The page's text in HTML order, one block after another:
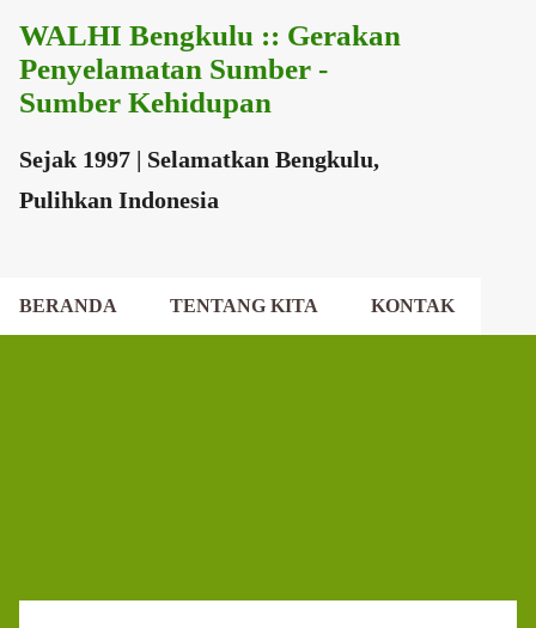
Langsung ke konten utama
WALHI Bengkulu :: Gerakan
Penyelamatan Sumber -
Sumber Kehidupan
Sejak 1997 | Selamatkan Bengkulu,
Pulihkan Indonesia
BERANDA TENTANG KITA KONTAK